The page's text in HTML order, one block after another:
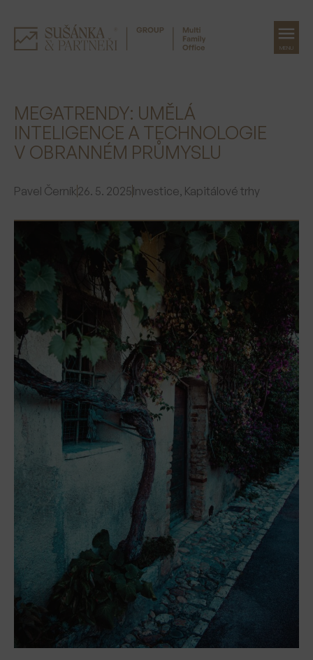
obsah
MENU
MEGATRENDY: UMĚLÁ
INTELIGENCE A TECHNOLOGIE
V OBRANNÉM PRŮMYSLU
Pavel Černík26. 5. 2025Investice, Kapitálové trhy